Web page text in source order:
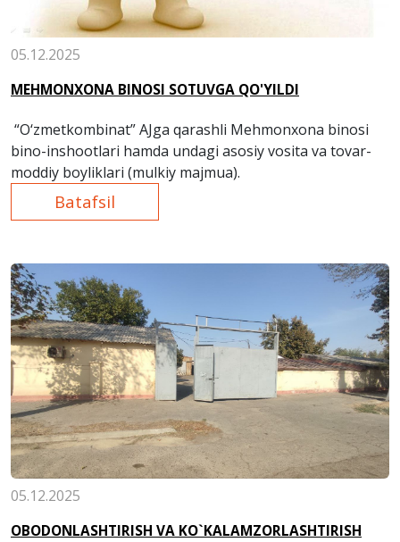
05.12.2025
MEHMONXONA BINOSI SOTUVGA QO'YILDI
“O‘zmetkombinat” AJga qarashli Mehmonxona binosi
bino-inshootlari hamda undagi asosiy vosita va tovar-
moddiy boyliklari (mulkiy majmua).
Batafsil
05.12.2025
OBODONLASHTIRISH VA KO`KALAMZORLASHTIRISH